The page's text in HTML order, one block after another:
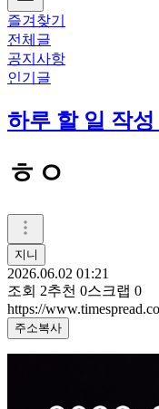
즐겨찾기
전체글
공지사항
인기글
하루 할 일 작성
ㅎㅇ
지니
2026.06.02 01:21
조회 2추천 0스크랩 0
https://
주소복사